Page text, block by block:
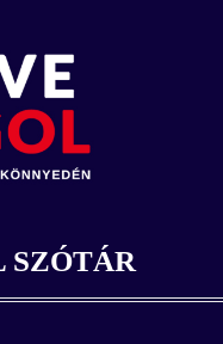
SZÓTÁR